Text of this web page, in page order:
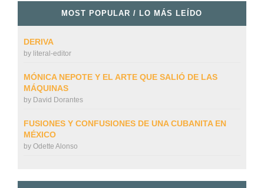
MOST POPULAR / LO MÁS LEÍDO
DERIVA
by literal-editor
MÓNICA NEPOTE Y EL ARTE QUE SALIÓ DE LAS
MÁQUINAS
by David Dorantes
FUSIONES Y CONFUSIONES DE UNA CUBANITA EN
MÉXICO
by Odette Alonso